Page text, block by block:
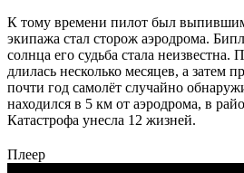
К тому времени пилот был
экипажа стал сторож аэродрома.
солнца его судьба стала неизвестна.
длилась несколько месяцев, а затем
почти год самолёт случайно
находился в 5 км от аэродрома, в
Катастрофа унесла 12 жизней.
Плеер